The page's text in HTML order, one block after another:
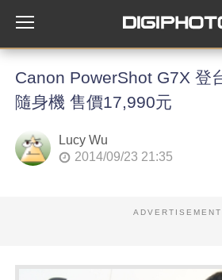
Canon PowerShot G7X 登
隨身機 售價17,990元
Lucy Wu
2014/09/23 21:35
ADVERTISEMENT